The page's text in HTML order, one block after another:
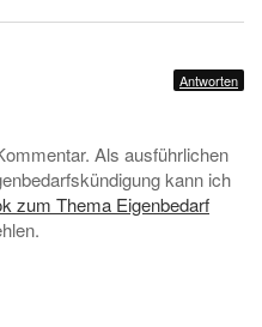
Antworten
Als ausführlichen
kann ich
zum Thema Eigenbedarf